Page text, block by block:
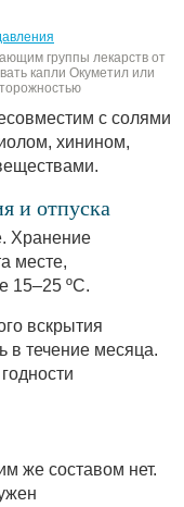
группы лекарств от
капли Окуметил или
с солями
хинином,
и отпуска
Хранение
месте,
15–25 ºC.
вскрытия
в течение месяца.
же составом нет.